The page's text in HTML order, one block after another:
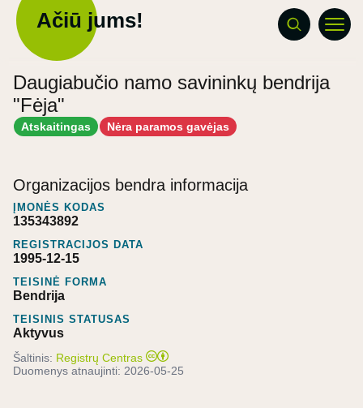
Ačiū jums!
Daugiabučio namo savininkų bendrija
"Fėja"
Atskaitingas Nėra paramos gavėjas
Organizacijos bendra informacija
ĮMONĖS KODAS
135343892
REGISTRACIJOS DATA
1995-12-15
TEISINĖ FORMA
Bendrija
TEISINIS STATUSAS
Aktyvus
Šaltinis: Registrų Centras
Duomenys atnaujinti: 2026-05-25